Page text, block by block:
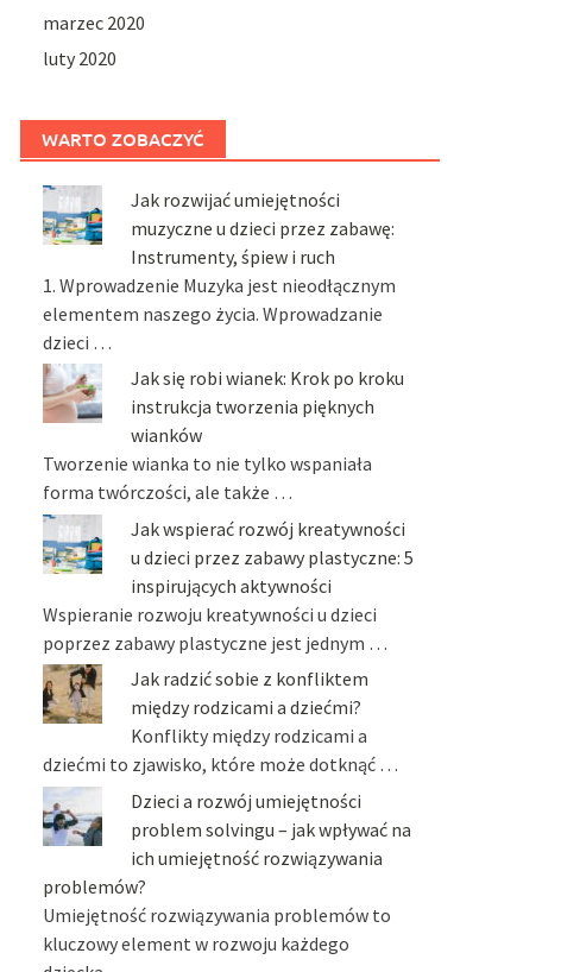
marzec 2020
luty 2020
WARTO ZOBACZYĆ
Jak rozwijać umiejętności
muzyczne u dzieci przez zabawę:
Instrumenty, śpiew i ruch
1. Wprowadzenie Muzyka jest nieodłącznym
elementem naszego życia. Wprowadzanie
dzieci …
Jak się robi wianek: Krok po kroku
instrukcja tworzenia pięknych
wianków
Tworzenie wianka to nie tylko wspaniała
forma twórczości, ale także …
Jak wspierać rozwój kreatywności
u dzieci przez zabawy plastyczne: 5
inspirujących aktywności
Wspieranie rozwoju kreatywności u dzieci
poprzez zabawy plastyczne jest jednym …
Jak radzić sobie z konfliktem
między rodzicami a dziećmi?
Konflikty między rodzicami a
dziećmi to zjawisko, które może dotknąć …
Dzieci a rozwój umiejętności
problem solvingu – jak wpływać na
ich umiejętność rozwiązywania
problemów?
Umiejętność rozwiązywania problemów to
kluczowy element w rozwoju każdego